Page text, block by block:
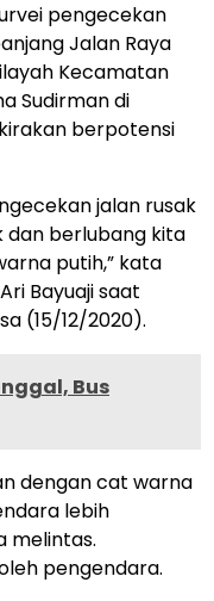
pengecekan
Jalan Raya
Kecamatan
Sudirman di
berpotensi
jalan rusak
dan berlubang kita
putih,” kata
Bayuaji saat
(15/12/2020).
Bus
dengan cat warna
lebih
melintas.
pengendara.